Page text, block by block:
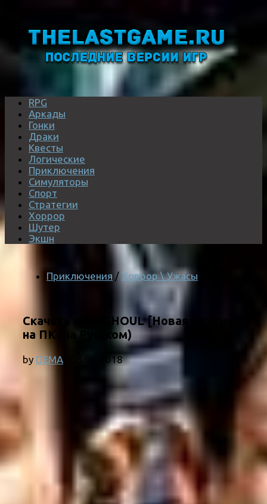
RPG
Аркады
Гонки
Драки
Квесты
Логические
Приключения
Симуляторы
Спорт
Стратегии
Хоррор
Шутер
Экшн
Приключения / Хоррор \ Ужасы
Скачать игру GHOUL [Новая Версия]
на ПК (на Русском)
by DEMA 06.06.2018